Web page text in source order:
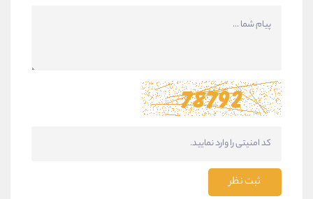
ثبت نظر